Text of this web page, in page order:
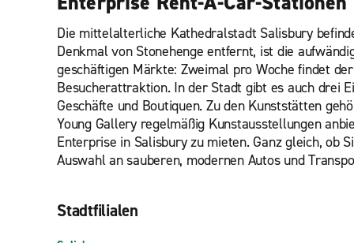
Die mittelalterliche Kathedralstadt Salisbury
Denkmal von Stonehenge entfernt, ist die
geschäftigen Märkte: Zweimal pro Woche findet
Besucherattraktion. In der Stadt gibt es auch drei
Geschäfte und Boutiquen. Zu den Kunststätten
Young Gallery regelmäßig Kunstausstellungen
Enterprise in Salisbury zu mieten. Ganz gleich, ob
Auswahl an sauberen, modernen Autos und
Stadtfilialen